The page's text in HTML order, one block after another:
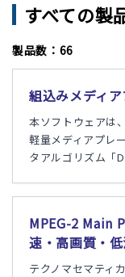
すべての製
製品数：66
組込みメディ
本ソフトウェアは
軽量メディアプレ
タアルゴリズム「
MPEG-2 Main
速・高画質・
テクノマセマティ